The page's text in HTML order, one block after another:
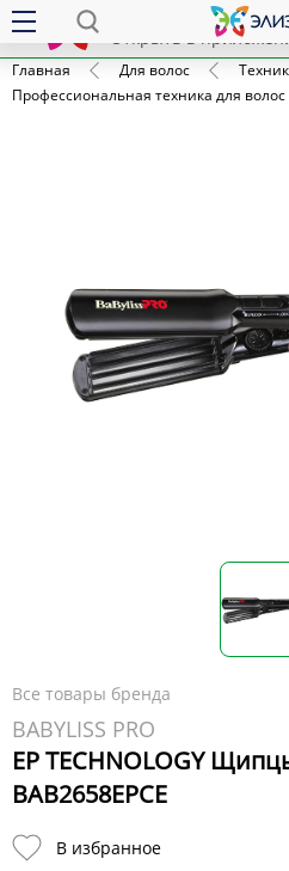
x
Открыть в
Главная Для волос
Профессиональная техника для волос
Все товары бренда
BABYLISS PRO
EP TECHNOLOGY
BAB2658EPCE
В избранное